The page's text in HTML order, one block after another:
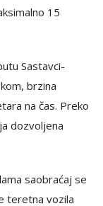
15
Sastavci-
brzina
na čas. Preko
dozvoljena
saobraćaj se
teretna vozila